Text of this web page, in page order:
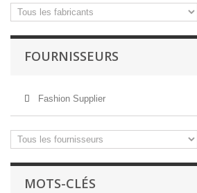
FOURNISSEURS
Fashion Supplier
MOTS-CLÉS